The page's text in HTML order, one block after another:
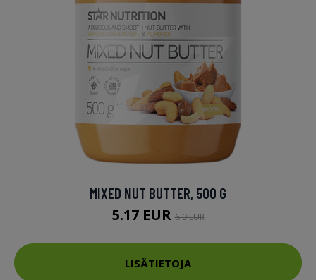
MIXED NUT BUTTER, 500 G
5.17 EUR6.9 EUR
LISÄTIETOJA